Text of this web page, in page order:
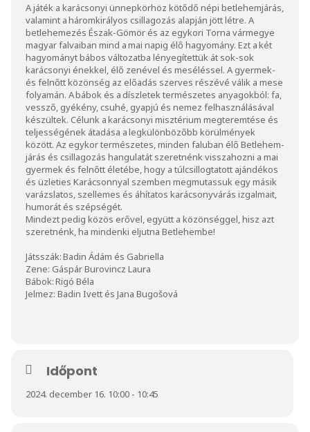
A játék a karácsonyi ünnepkörhöz kötődő népi betlehemjárás,
valamint a háromkirályos csillagozás alapján jött létre. A
betlehemezés Észak-Gömör és az egykori Torna vármegye
magyar falvaiban mind a mai napig élő hagyomány. Ezt a két
hagyományt bábos változatba lényegítettük át sok-sok
karácsonyi énekkel, élő zenével és meséléssel. A gyermek-
és felnőtt közönség az előadás szerves részévé válik a mese
folyamán. A bábok és a díszletek természetes anyagokból: fa,
vessző, gyékény, csuhé, gyapjú és nemez felhasználásával
készültek. Célunk a karácsonyi misztérium megteremtése és
teljességének átadása a legkülönbözőbb körülmények
között. Az egykor természetes, minden faluban élő Betlehem-
járás és csillagozás hangulatát szeretnénk visszahozni a mai
gyermek és felnőtt életébe, hogy a túlcsillogtatott ajándékos
és üzleties Karácsonnyal szemben megmutassuk egy másik
varázslatos, szellemes és áhítatos karácsonyvárás izgalmait,
humorát és szépségét.
Mindezt pedig közös erővel, együtt a közönséggel, hisz azt
szeretnénk, ha mindenki eljutna Betlehembe!
Játsszák: Badin Ádám és Gabriella
Zene: Gáspár Burovincz Laura
Bábok: Rigó Béla
Jelmez: Badin Ivett és Jana Bugošová
Időpont
2024. december 16. 10:00 - 10:45